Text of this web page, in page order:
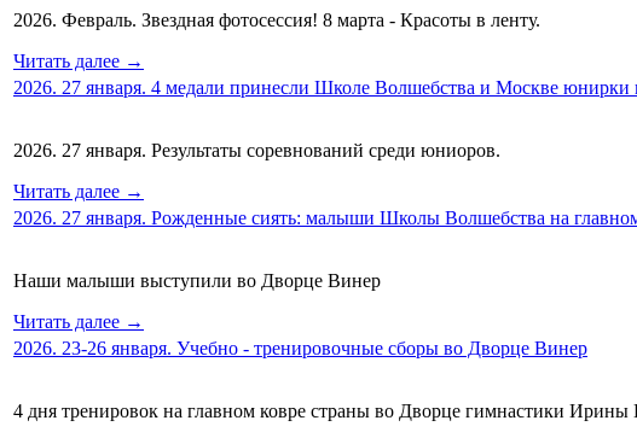
2026. Февраль. Звездная фотосессия! 8 марта - Красоты в ленту.
Читать далее →
2026. 27 января. 4 медали принесли Школе Волшебства и Москве юнирки
2026. 27 января. Результаты соревнований среди юниоров.
Читать далее →
2026. 27 января. Рожденные сиять: малыши Школы Волшебства на
Наши малыши выступили во Дворце Винер
Читать далее →
2026. 23-26 января. Учебно - тренировочные сборы во Дворце Винер
4 дня тренировок на главном ковре страны во Дворце гимнастики